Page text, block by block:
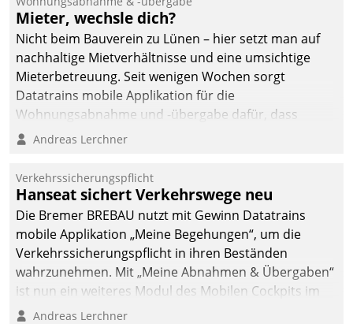
Mieter, wechsle dich?
Nicht beim Bauverein zu Lünen – hier setzt man auf
nachhaltige Mietverhältnisse und eine umsichtige
Mieterbetreuung. Seit wenigen Wochen sorgt
Datatrains mobile Applikation für die
Wohnungsabnahme und -übergabe dafür, dass
Mieter wohlgeordnet kommen und, so es sein muss,
Andreas Lerchner
Verkehrssicherungspflicht
Hanseat sichert Verkehrswege neu
Die Bremer BREBAU nutzt mit Gewinn Datatrains
mobile Applikation „Meine Begehungen“, um die
Verkehrssicherungspflicht in ihren Beständen
wahrzunehmen. Mit „Meine Abnahmen & Übergaben“
ist nun ein weiteres Modul des Mobilen Cockpits im
Einsatz.
Andreas Lerchner